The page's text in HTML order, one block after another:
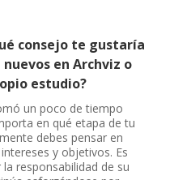
consejo te gustaría
en Archviz o
estudio?
un poco de tiempo
en qué etapa de tu
debes pensar en
y objetivos. Es
responsabilidad de su